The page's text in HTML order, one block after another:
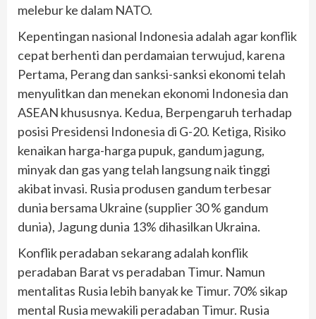
melebur ke dalam NATO.
Kepentingan nasional Indonesia adalah agar konflik
cepat berhenti dan perdamaian terwujud, karena
Pertama, Perang dan sanksi-sanksi ekonomi telah
menyulitkan dan menekan ekonomi Indonesia dan
ASEAN khususnya. Kedua, Berpengaruh terhadap
posisi Presidensi Indonesia di G-20. Ketiga, Risiko
kenaikan harga-harga pupuk, gandum jagung,
minyak dan gas yang telah langsung naik tinggi
akibat invasi. Rusia produsen gandum terbesar
dunia bersama Ukraine (supplier 30 % gandum
dunia), Jagung dunia 13% dihasilkan Ukraina.
Konflik peradaban sekarang adalah konflik
peradaban Barat vs peradaban Timur. Namun
mentalitas Rusia lebih banyak ke Timur. 70% sikap
mental Rusia mewakili peradaban Timur. Rusia